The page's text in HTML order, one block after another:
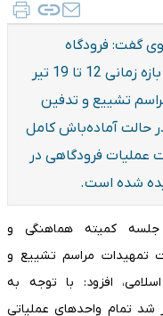
گفت: فرودگاه
بین‌المللی شهید هاشمی‌نژاد مشهد در بازه زمانی 12 تا 19 تیر
تشییع و تدفین
حالت آماده‌باش کامل
عملیات فرودگاهی در
شده است.
جلسه کمیته هماهنگی و
تمهیدات مراسم تشییع و
افزود: با توجه به
شد تمام واحدهای عملیاتی